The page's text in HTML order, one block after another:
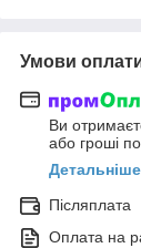
Умови
Ви
або гроші
Детальніше
Післяплата
Оплата на